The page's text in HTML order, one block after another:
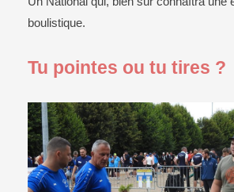
boulistique.
Tu pointes ou tu tires ?